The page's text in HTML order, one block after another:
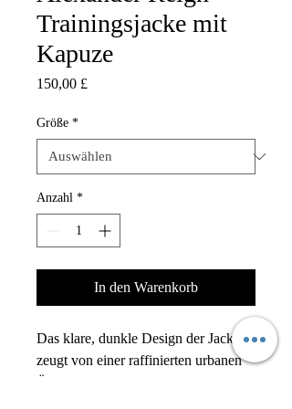
Trainingsjacke mit
Kapuze
150,00 £
Größe *
Anzahl *
In den Warenkorb
Das klare, dunkle Design der Jacke
zeugt von einer raffinierten urbanen